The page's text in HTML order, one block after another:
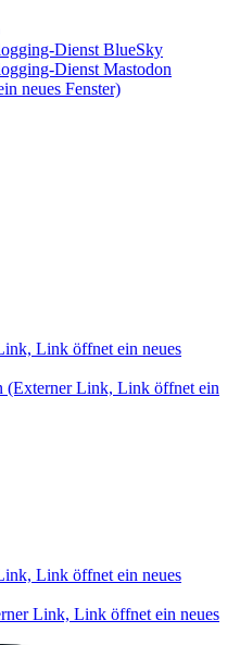
Dienst BlueSky
Dienst Mastodon
neues Fenster)
Link öffnet ein neues
(Externer Link, Link öffnet ein
Link öffnet ein neues
Link, Link öffnet ein neues